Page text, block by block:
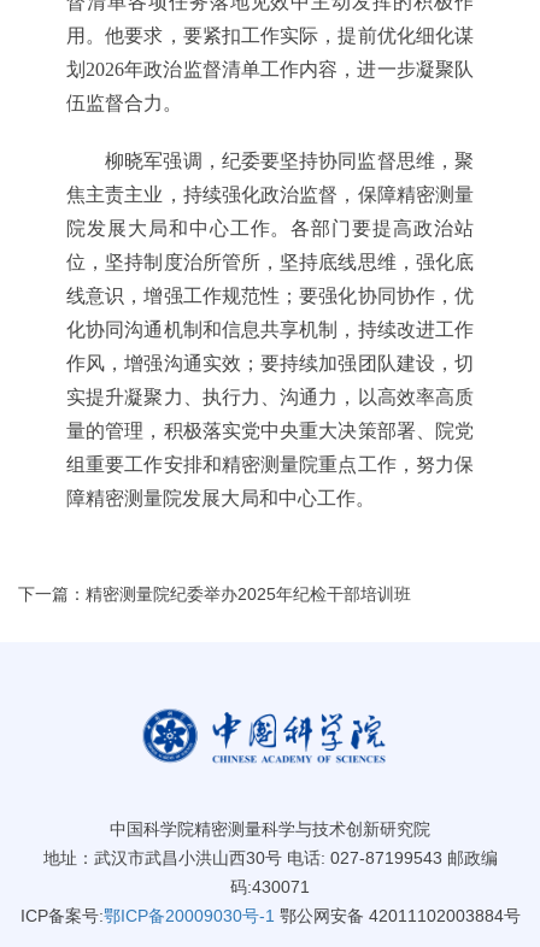
用。他要求，要紧扣工作实际，提前优化细化谋
划2026年政治监督清单工作内容，进一步凝聚队
伍监督合力。
柳晓军强调，纪委要坚持协同监督思维，聚
焦主责主业，持续强化政治监督，保障精密测量
院发展大局和中心工作。各部门要提高政治站
位，坚持制度治所管所，坚持底线思维，强化底
线意识，增强工作规范性；要强化协同协作，优
化协同沟通机制和信息共享机制，持续改进工作
作风，增强沟通实效；要持续加强团队建设，切
实提升凝聚力、执行力、沟通力，以高效率高质
量的管理，积极落实党中央重大决策部署、院党
组重要工作安排和精密测量院重点工作，努力保
障精密测量院发展大局和中心工作。
下一篇：精密测量院纪委举办2025年纪检干部培训班
中国科学院精密测量科学与技术创新研究院
地址：武汉市武昌小洪山西30号 电话: 027-87199543 邮政编
码:430071
ICP备案号:鄂ICP备20009030号-1 鄂公网安备 42011102003884号